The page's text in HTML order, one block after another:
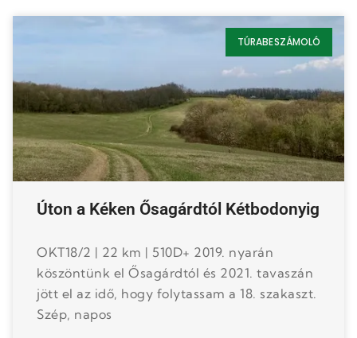
TÚRABESZÁMOLÓ
Úton a Kéken Ősagárdtól Kétbodonyig
OKT18/2 | 22 km | 510D+ 2019. nyarán
köszöntünk el Ősagárdtól és 2021. tavaszán
jött el az idő, hogy folytassam a 18. szakaszt.
Szép, napos